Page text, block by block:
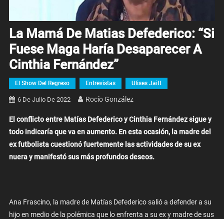
La Mamá De Matias Defederico: “Si
Fuese Maga Haría Desaparecer A
Cinthia Fernández”
El Show Del Regreso Entrevistas Ulises Jaitt
6 De Julio De 2022 Rocío González
El conflicto entre Matías Defederico y Cinthia Fernández sigue y
todo indicaría que va en aumento. En esta ocasión, la madre del
ex futbolista cuestionó fuertemente las actividades de su ex
nuera y manifestó sus más profundos deseos.
Ana Frascino, la madre de Matías Defederico salió a defender a su
hijo en medio de la polémica que lo enfrenta a su ex y madre de sus